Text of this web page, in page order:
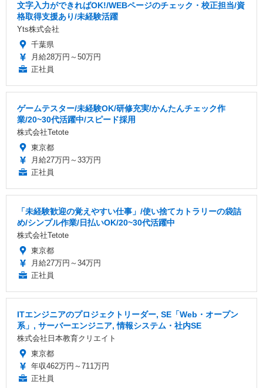
文字入力ができればOK!/WEBページのチェック・校正担当/資
格取得支援あり/未経験活躍
Yts株式会社
千葉県
月給28万円～50万円
正社員
ゲームテスター/未経験OK/研修充実/かんたんチェック作
業/20~30代活躍中/スピード採用
株式会社Tetote
東京都
月給27万円～33万円
正社員
「未経験歓迎の覚えやすい仕事」/使い捨てカトラリーの袋詰
め/シンプル作業/日払いOK/20~30代活躍中
株式会社Tetote
東京都
月給27万円～34万円
正社員
ITエンジニアのプロジェクトリーダー, SE「Web・オープン
系」, サーバーエンジニア, 情報システム・社内SE
株式会社日本教育クリエイト
東京都
年収462万円～711万円
正社員